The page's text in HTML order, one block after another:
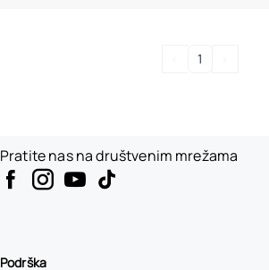
1
Podrška
Pratite nas na društvenim mrežama